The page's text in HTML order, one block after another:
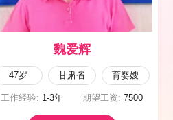
李丽英
50岁 山西省 育儿嫂
工作经验: 1-3年 期望工资:6000